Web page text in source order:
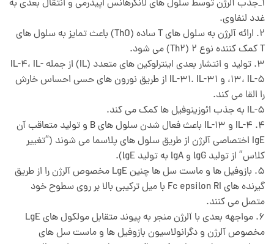
1_جذب آلرژن توسط سلول های لانگرهانس اپیدرمی و انتقال بعدی به
غدد لنفاوی.
2. ارائه آلرژن به سلول های T ساده (ThO) باعث تمایز به سلول های
T کمک کننده نوع 2 (Th2) می شود.
3. تولید و انتشار بعدی اینترلوکین های متعدد (IL) از جمله IL-4، IL-
13، IL-5، و IL-31. IL-31 از طریق نورون های حسی احساس خارش
را القا می کند.
IL-5 به جذب ائوزینوفیل ها کمک می کند.
4. IL-4 و IL-13 باعث فعال شدن سلول های B و تولید متعاقب آن
IgE اختصاصی آلرژن از طریق سلول های پلاسما می شوند (“تغییر
کلاس” از تولید lgG و lgA به تولید lgE).
5. بازوفیل ها و ماست سل ها چنین LgE مخصوص آلرژن را از طریق
گیرنده های Fc epsilon RI با میل ترکیبی بالا بر روی سطوح خود
متصل می کنند.
6. مواجهه بعدی با آلرژن منجر به پیوند متقابل مولکول های LgE
مخصوص آلرژن و دگرانولاسیون بازوفیل ها و ماست سل های